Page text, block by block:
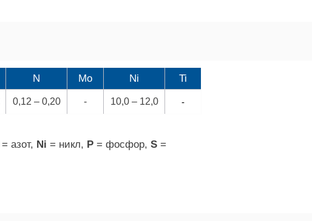
N Mo Ni Ti
0,12 – 0,20 - 10,0 – 12,0 -
= азот, Ni = никл, P = фосфор, S =